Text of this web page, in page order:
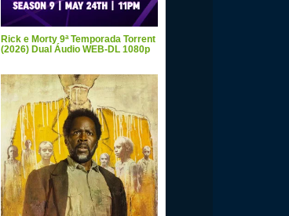
Rick e Morty 9ª Temporada Torrent
(2026) Dual Áudio WEB-DL 1080p